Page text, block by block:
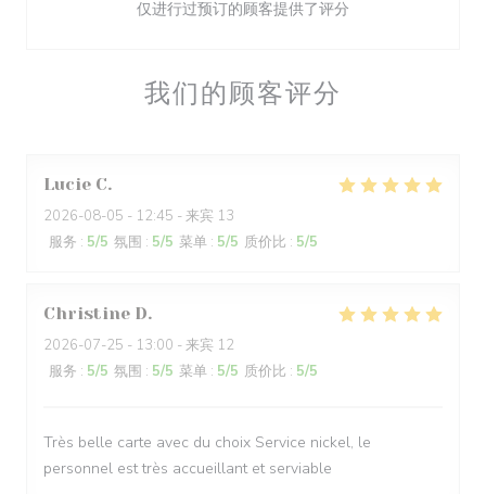
我们的顾客评分
Lucie C
2026-08-05 - 12:45 - 来宾 13
服务 : 5/5 氛围 : 5/5 菜单 : 5/5 质价比 : 5/5
Christine D
2026-07-25 - 13:00 - 来宾 12
服务 : 5/5 氛围 : 5/5 菜单 : 5/5 质价比 : 5/5
Très belle carte avec du choix Service nickel, le
personnel est très accueillant et serviable
仅进行过预订的顾客提供了评分